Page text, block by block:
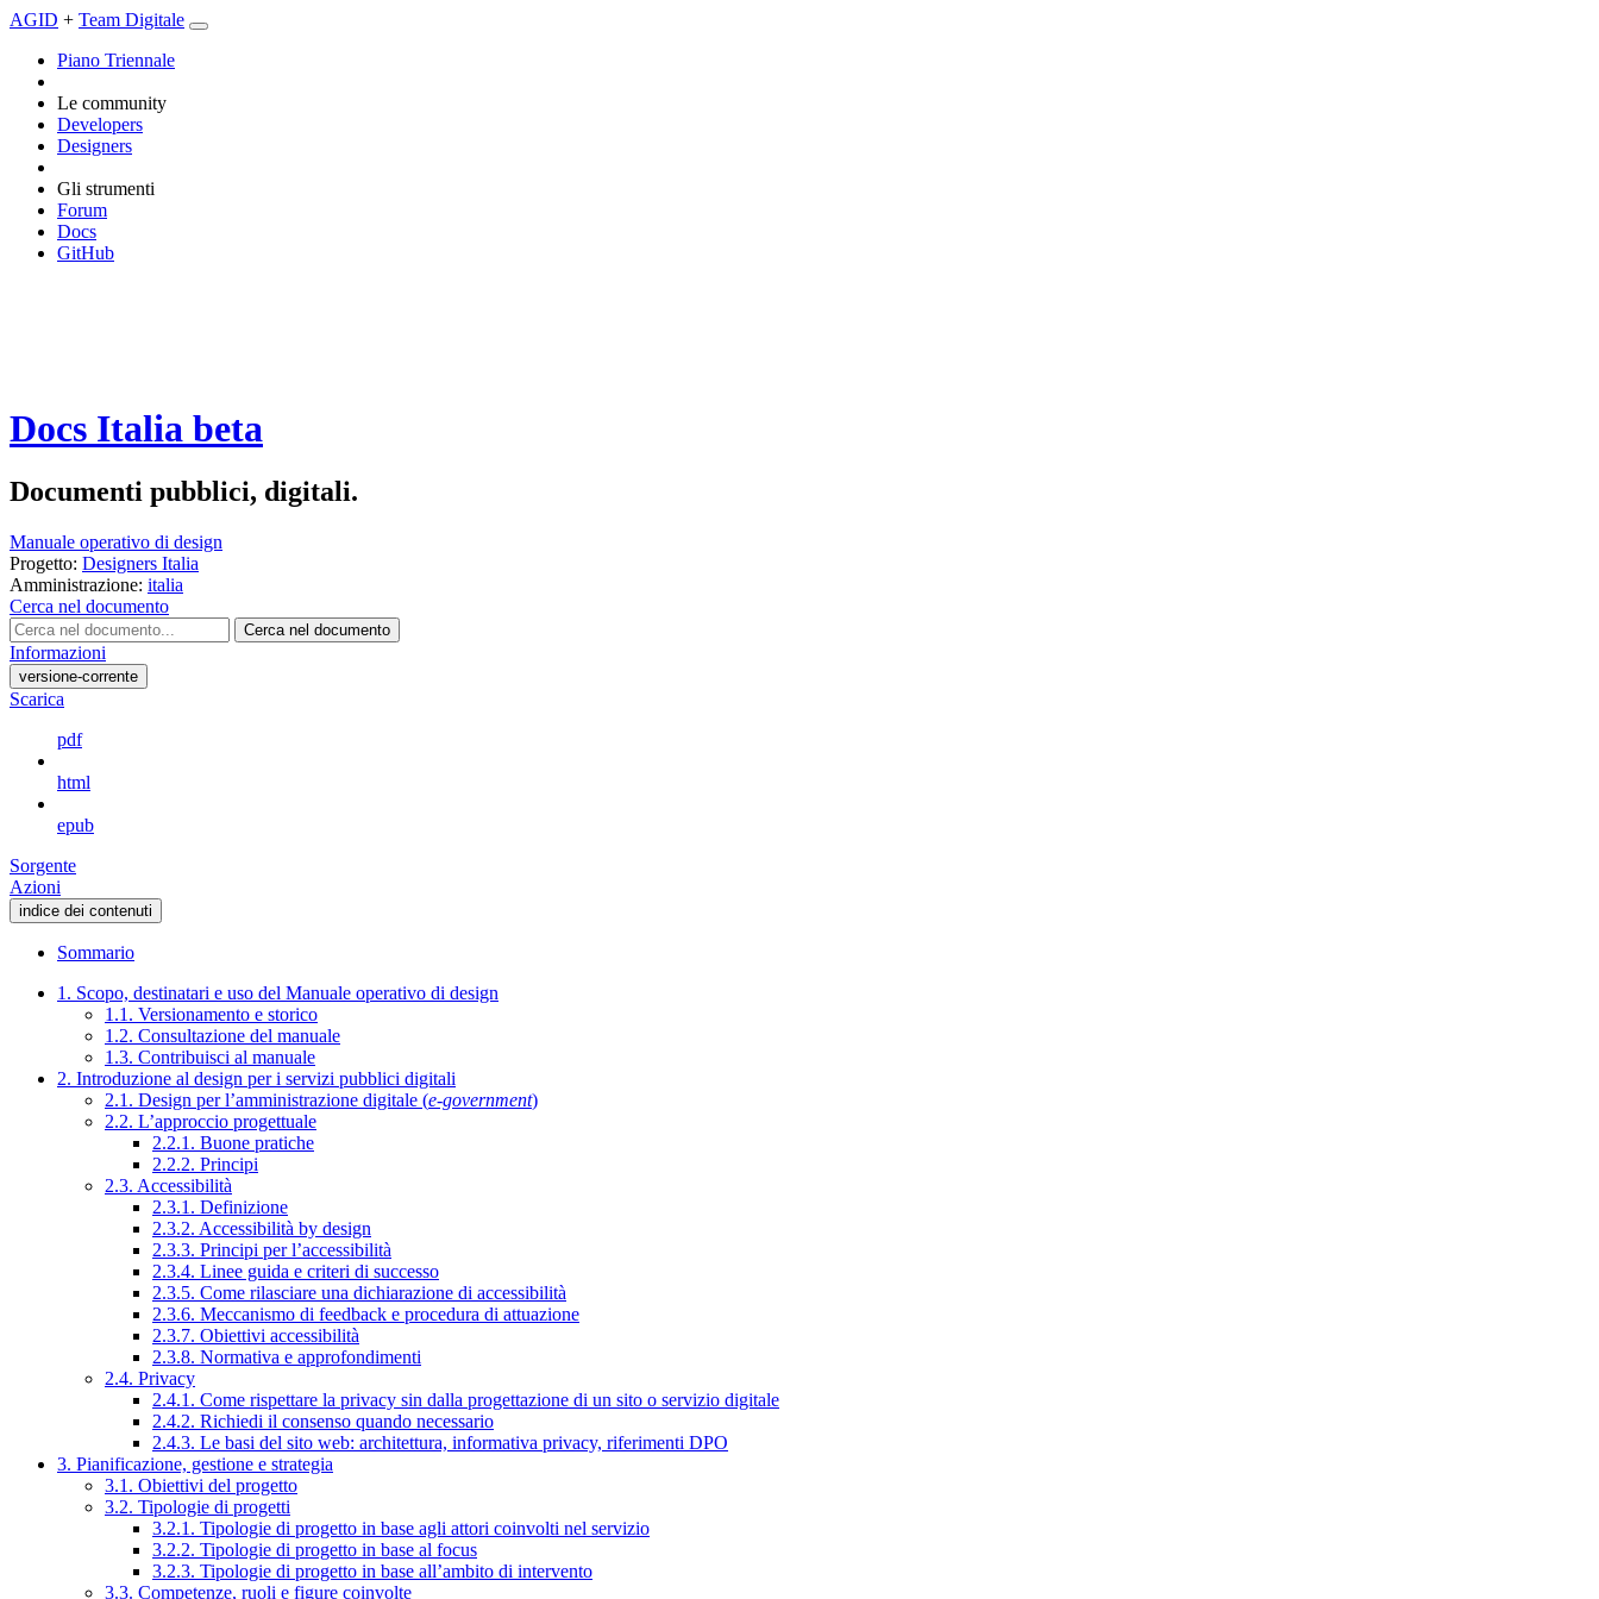
AGID + Team Digitale
Piano Triennale
Le community
Developers
Designers
Gli strumenti
Forum
Docs
GitHub
Docs Italia beta
Documenti pubblici, digitali.
Manuale operativo di design
Progetto: Designers Italia
Amministrazione: italia
Cerca nel documento
Cerca nel documento
Informazioni
versione-corrente
Scarica
pdf
html
epub
Sorgente
Azioni
indice dei contenuti
Sommario
1. Scopo, destinatari e uso del Manuale operativo di design
1.1. Versionamento e storico
1.2. Consultazione del manuale
1.3. Contribuisci al manuale
2. Introduzione al design per i servizi pubblici digitali
2.1. Design per l’amministrazione digitale (e-government)
2.2. L’approccio progettuale
2.2.1. Buone pratiche
2.2.2. Principi
2.3. Accessibilità
2.3.1. Definizione
2.3.2. Accessibilità by design
2.3.3. Principi per l’accessibilità
2.3.4. Linee guida e criteri di successo
2.3.5. Come rilasciare una dichiarazione di accessibilità
2.3.6. Meccanismo di feedback e procedura di attuazione
2.3.7. Obiettivi accessibilità
2.3.8. Normativa e approfondimenti
2.4. Privacy
2.4.1. Come rispettare la privacy sin dalla progettazione di un sito o servizio digitale
2.4.2. Richiedi il consenso quando necessario
2.4.3. Le basi del sito web: architettura, informativa privacy, riferimenti DPO
3. Pianificazione, gestione e strategia
3.1. Obiettivi del progetto
3.2. Tipologie di progetti
3.2.1. Tipologie di progetto in base agli attori coinvolti nel servizio
3.2.2. Tipologie di progetto in base al focus
3.2.3. Tipologie di progetto in base all’ambito di intervento
3.3. Competenze, ruoli e figure coinvolte